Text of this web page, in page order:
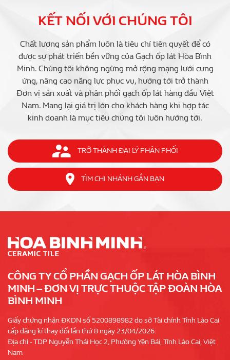
KẾT NỐI VỚI CHÚNG TÔI
Chất lượng sản phẩm luôn là tiêu chí tiên quyết để có
được sự phát triển bền vững của Gạch ốp lát Hòa Bình
Minh. Chúng tôi không ngừng mở rộng mạng lưới cung
ứng, nâng cao năng lực phục vụ, hướng tới trở thành
Đơn vị sản xuất và phân phối gạch ốp lát hàng đầu Việt
Nam. Mang lại giá trị lớn cho khách hàng khi hợp tác
kinh doanh là mục tiêu chúng tôi luôn hướng tới.
TRỞ THÀNH ĐẠI LÝ PHÂN PHỐI
TÌM CHI NHÁNH GẦN BẠN
CÔNG TY CỔ PHẦN GẠCH ỐP LÁT HÒA BÌNH
MINH – ĐƠN VỊ TRỰC THUỘC TẬP ĐOÀN HÒA
BÌNH MINH
Giấy chứng nhận ĐKDN số 5200898982 do sở Tài chính Tỉnh Lào Cai
cấp đăng kí thay đổi lần thứ 8 ngày 23/04/2026.
Địa chỉ - TDP Nguyễn Thái Học 2, Phường Yên Bái, Tỉnh Lào Cai, Việt
Nam